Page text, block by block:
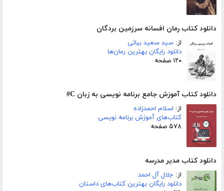
دانلود کتاب رمان افسانه سرزمین بردگان
از: سید سعید بیاتی
دانلود رایگان بهترین رمان‌ها
۱۲۰ صفحه
دانلود کتاب آموزش جامع برنامه نویسی به زبان C#
از: اسلام احمدزاده
کتاب‌های آموزش برنامه نویسی
۵۷۸ صفحه
دانلود کتاب مدیر مدرسه
از: جلال آل احمد
دانلود رایگان بهترین کتاب‌های داستان